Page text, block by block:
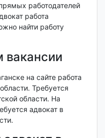
работодателей
работа
найти работу
вакансии
на сайте работа
Требуется
области. На
адвокат в